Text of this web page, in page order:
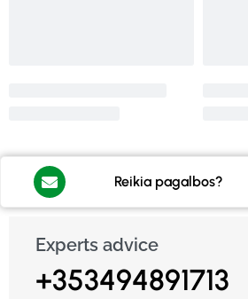
Reikia pagalbos?
Experts advice
+353494891713